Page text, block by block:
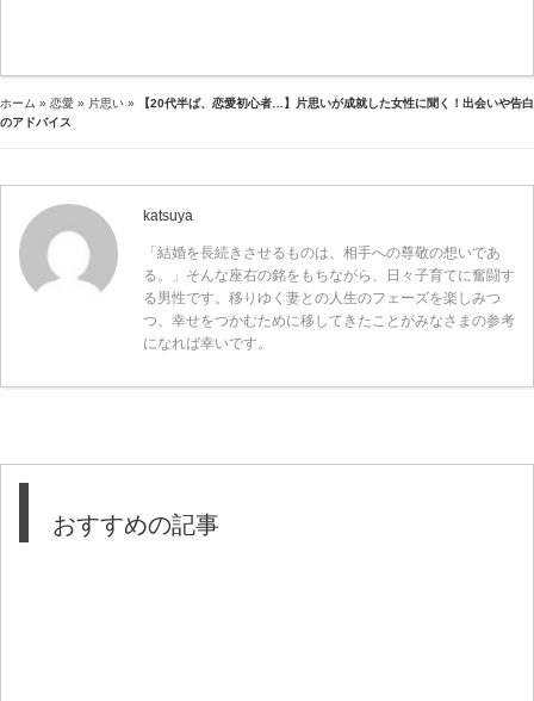
ホーム » 恋愛 » 片思い »
【20代半ば、恋愛初心者…】片思いが成就した女性に聞く！出会いや告白
のアドバイス
katsuya
「結婚を長続きさせるものは、相手への尊敬の想いであ
る。」そんな座右の銘をもちながら、日々子育てに奮闘す
る男性です。移りゆく妻との人生のフェーズを楽しみつ
つ、幸せをつかむために移してきたことがみなさまの参考
になれば幸いです。
おすすめの記事